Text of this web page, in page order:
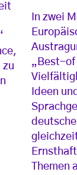
In zwei
„Best-of
Ideen